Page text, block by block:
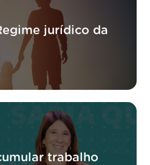
jurídico da
trabalho